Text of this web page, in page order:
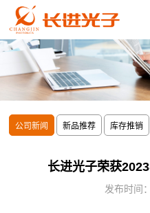
公司新闻 新品推荐 库存推销
长进光子荣获
发布时间